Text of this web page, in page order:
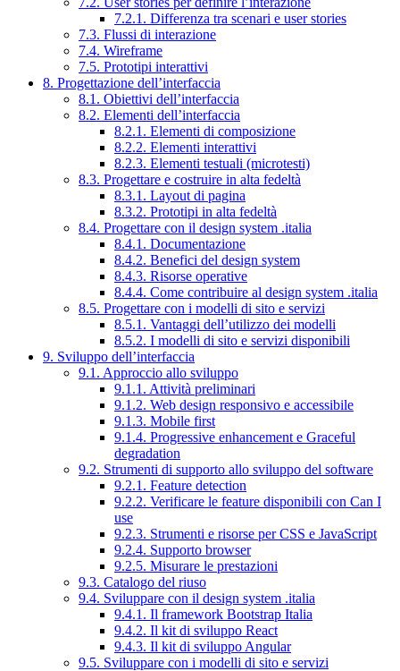
7.2.1. Differenza tra scenari e user stories
7.3. Flussi di interazione
7.4. Wireframe
7.5. Prototipi interattivi
8. Progettazione dell’interfaccia
8.1. Obiettivi dell’interfaccia
8.2. Elementi dell’interfaccia
8.2.1. Elementi di composizione
8.2.2. Elementi interattivi
8.2.3. Elementi testuali (microtesti)
8.3. Progettare e costruire in alta fedeltà
8.3.1. Layout di pagina
8.3.2. Prototipi in alta fedeltà
8.4. Progettare con il design system .italia
8.4.1. Documentazione
8.4.2. Benefici del design system
8.4.3. Risorse operative
8.4.4. Come contribuire al design system .italia
8.5. Progettare con i modelli di sito e servizi
8.5.1. Vantaggi dell’utilizzo dei modelli
8.5.2. I modelli di sito e servizi disponibili
9. Sviluppo dell’interfaccia
9.1. Approccio allo sviluppo
9.1.1. Attività preliminari
9.1.2. Web design responsivo e accessibile
9.1.3. Mobile first
9.1.4. Progressive enhancement e Graceful
degradation
9.2. Strumenti di supporto allo sviluppo del software
9.2.1. Feature detection
9.2.2. Verificare le feature disponibili con Can I
use
9.2.3. Strumenti e risorse per CSS e JavaScript
9.2.4. Supporto browser
9.2.5. Misurare le prestazioni
9.3. Catalogo del riuso
9.4. Sviluppare con il design system .italia
9.4.1. Il framework Bootstrap Italia
9.4.2. Il kit di sviluppo React
9.4.3. Il kit di sviluppo Angular
9.5. Sviluppare con i modelli di sito e servizi